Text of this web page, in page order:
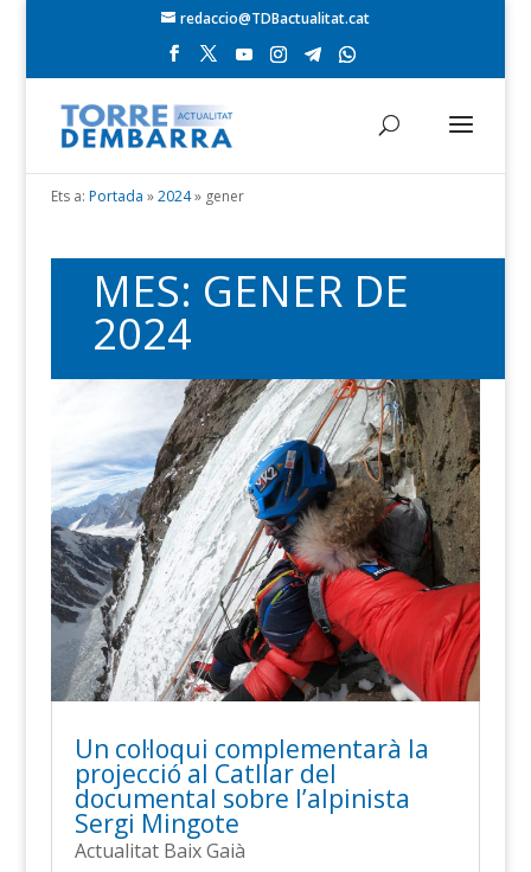
redaccio@TDBactualitat.cat
Ets a: Portada »2024» gener
MES: GENER DE
2024
Un col·loqui complementarà la
projecció al Catllar del
documental sobre l’alpinista
Sergi Mingote
Actualitat Baix Gaià